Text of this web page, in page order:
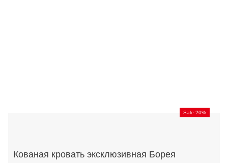
Sale 20%
Кованая кровать эксклюзивная Борея